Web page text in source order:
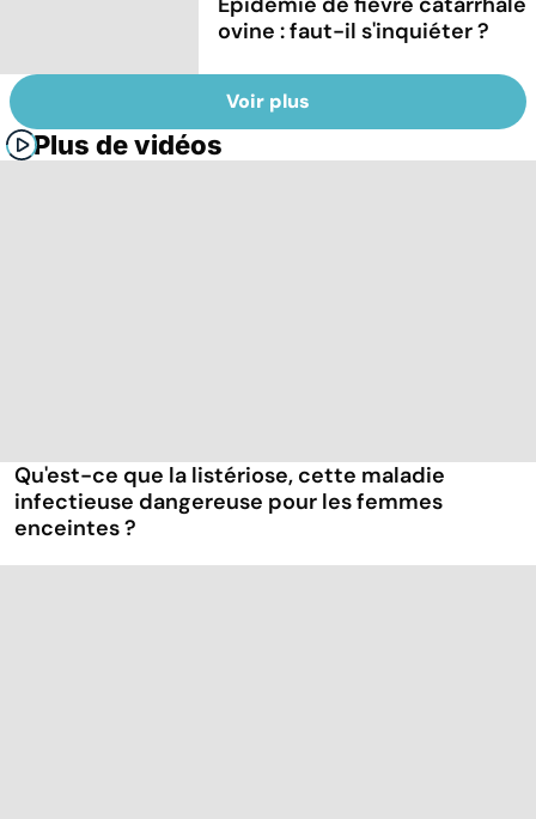
ovine : faut-il s'inquiéter ?
Voir plus
Plus de vidéos
Qu'est-ce que la listériose, cette maladie
infectieuse dangereuse pour les femmes
enceintes ?